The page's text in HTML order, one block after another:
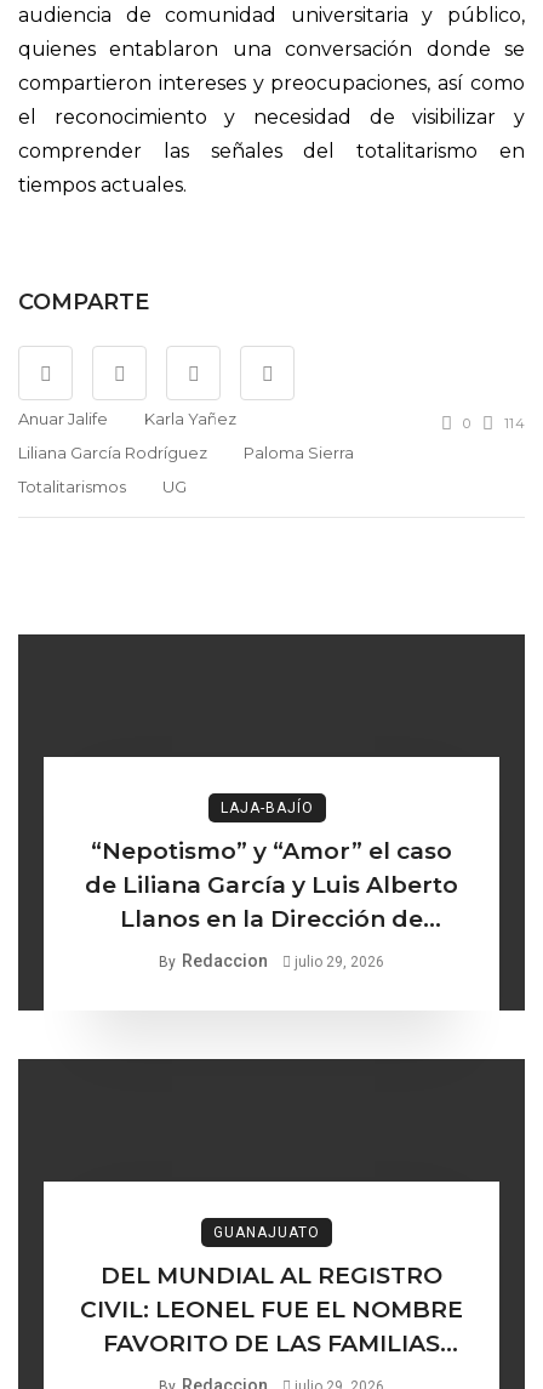
audiencia de comunidad universitaria y público,
quienes entablaron una conversación donde se
compartieron intereses y preocupaciones, así como
el reconocimiento y necesidad de visibilizar y
comprender las señales del totalitarismo en
tiempos actuales.
COMPARTE
Anuar Jalife
Karla Yañez
Liliana García Rodríguez
Paloma Sierra
Totalitarismos
UG
0 114
LAJA-BAJÍO
“Nepotismo” y “Amor” el caso
de Liliana García y Luis Alberto
Llanos en la Dirección de
Turismo de Comonfort la línea
By Redaccion julio 29, 2026
GUANAJUATO
DEL MUNDIAL AL REGISTRO
CIVIL: LEONEL FUE EL NOMBRE
FAVORITO DE LAS FAMILIAS